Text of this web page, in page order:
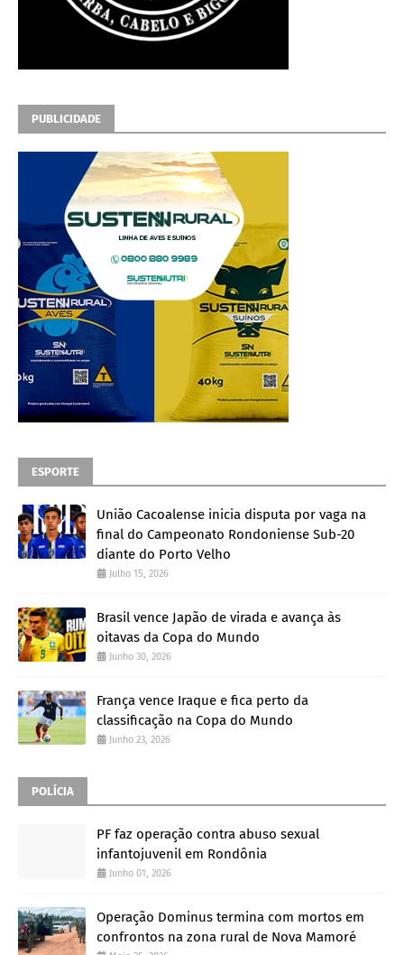
PUBLICIDADE
ESPORTE
União Cacoalense inicia disputa por vaga na
final do Campeonato Rondoniense Sub-20
diante do Porto Velho
Julho 15, 2026
Brasil vence Japão de virada e avança às
oitavas da Copa do Mundo
Junho 30, 2026
França vence Iraque e fica perto da
classificação na Copa do Mundo
Junho 23, 2026
POLÍCIA
PF faz operação contra abuso sexual
infantojuvenil em Rondônia
Junho 01, 2026
Operação Dominus termina com mortos em
confrontos na zona rural de Nova Mamoré